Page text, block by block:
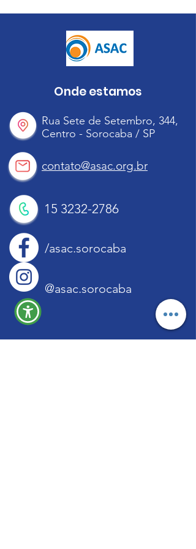
Onde estamos
Rua Sete de Setembro, 344,
Centro - Sorocaba / SP
contato@asac.org.br
15 3232-2786
/asac.sorocaba
@asac.sorocaba